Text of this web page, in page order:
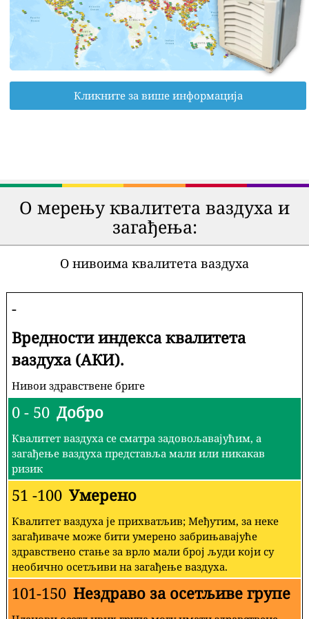
Кликните за више информација
О мерењу квалитета ваздуха и
загађења:
О нивоима квалитета ваздуха
-
Вредности индекса квалитета
ваздуха (АКИ).
Нивои здравствене бриге
0 - 50 Добро
Квалитет ваздуха се сматра задовољавајућим, а
загађење ваздуха представља мали или никакав
ризик
51 -100 Умерено
Квалитет ваздуха је прихватљив; Међутим, за неке
загађиваче може бити умерено забрињавајуће
здравствено стање за врло мали број људи који су
необично осетљиви на загађење ваздуха.
101-150 Нездраво за осетљиве групе